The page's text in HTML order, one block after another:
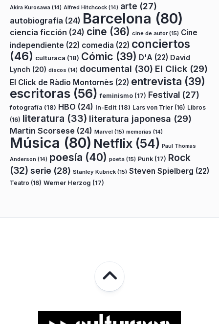
Akira Kurosawa (14) Alfred Hitchcock (14) arte (27)
autobiografía (24) Barcelona (80)
ciencia ficción (24) cine (36) cine de autor(15) Cine
independiente (22) comedia (22) conciertos
(46) culturaca (18) Cómic (39) D'A (22) David
Lynch (20) discos (14) documental (30) El Click (29)
El Click de Ràdio Montornès (22) entrevista (39)
escritoras (56) feminismo (17) Festival (27)
fotografía (18) HBO (24) In-Edit (18) Lars von Trier (16) Libros
(16) literatura (33) literatura japonesa (29)
Martin Scorsese (24) Marvel (15) memorias (14)
Música (80) Netflix (54) Paul Thomas
Anderson (14) poesía (40) poeta (15) Punk (17) Rock
(32) serie (28) Stanley Kubrick (15) Steven Spielberg (22)
Teatro (16) Werner Herzog (17)